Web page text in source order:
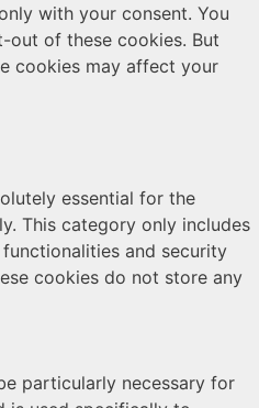
with your consent. You
of these cookies. But
cookies may affect your
essential for the
This category only includes
and security
cookies do not store any
particularly necessary for